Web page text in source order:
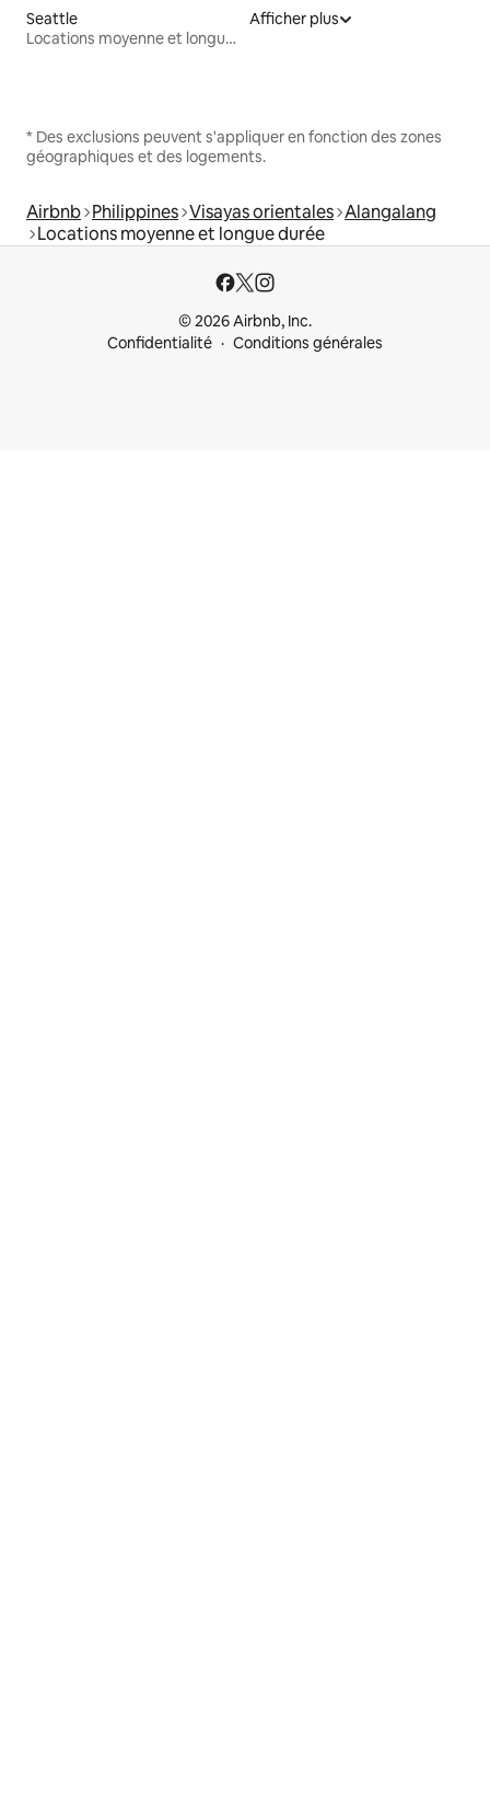
Seattle
Locations moyenne et longue durée
Afficher plus
* Des exclusions peuvent s'appliquer en fonction des zones
géographiques et des logements.
Airbnb Philippines Visayas orientales Alangalang
Locations moyenne et longue durée
© 2026 Airbnb, Inc.
Confidentialité
Conditions générales